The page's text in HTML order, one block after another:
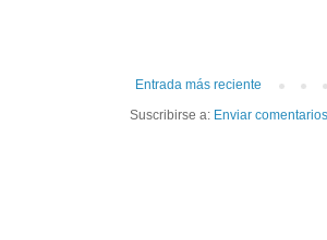
Entrada más reciente
Suscribirse a: Enviar